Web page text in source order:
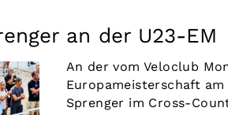
an der U23-EM
An der vom Veloclub
Europameisterschaft
Sprenger im Cross-